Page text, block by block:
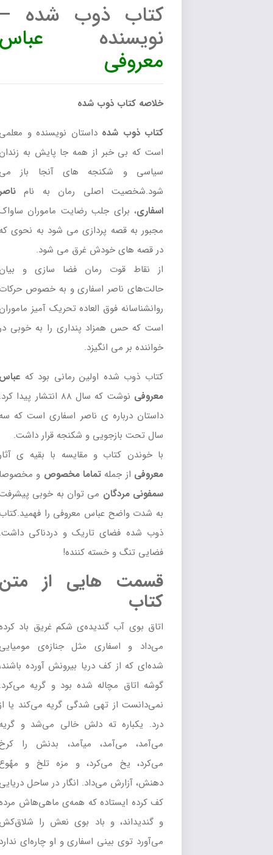
کتاب ذوب شده –
نویسنده عباس
معروفی
خلاصه کتاب ذوب شده
کتاب ذوب شدهداستان نویسنده و معلمی
است که بی خبر از همه جا پایش به زندان
سیاسی و شکنجه های آنجا باز می
شود.شخصیت اصلی رمان به نامناصر
، برای جلب رضایت ماموران ساواک
مجبور به قصه پردازی می شود به نحوی که
در قصه های خودش غرق می شود.
از نقاط قوت رمان فضا سازی و بیان
حالت‌های ناصر اسفاری و به خصوص حرکات
روانشناسانه فوق العاده تحریک آمیز ماموران
است که حس همزاد پنداری را به خوبی در
خواننده بر می انگیزد.
کتاب ذوب شده اولین رمانی بود که عباس
معروفی
نوشت که سال ۸۸ انتشار پیدا کرد.
داستان درباره ی ناصر اسفاری است که سه
سال تحت بازجویی و شکنجه قرار داشت.
با خوندن کتاب و مقایسه با بقیه ی آثار
معروفیاز جملهتماما مخصوصو مخصوصا
سمفونی مردگان می توان به خوبی پیشرفت
به شدت واضح عباس معروفی را فهمید.کتاب
ذوب شده فضای تاریک و دردناکی داشت.
فضایی تنگ و خسته کننده!
قسمت هایی از متن
کتاب
اتاق بوی آب گندیده‌ی شکم غریق باد کرده
می‌داد و اسفاری مثل جنازه‌ی مومیایی
شده‌ای که از کف دریا بیرونش آورده باشند،
گوشه اتاق مچاله شده بود و گریه می‌کرد.
نمی‌دانست از تهی شدگی گریه می‌کند یا از
درد. یکباره ته دلش خالی می‌شد و گریه
می‌آمد، می‌آمد، می‎آمد، بدنش را کرخ
می‌کرد، یخ می‌کرد، و مزه تلخ و مهٌوع
دهنش، آزارش می‌داد. انگار در ساحل دریایی
کف کرده ایستاده که همه‌ی ماهی‌هاش مرده
و گندید‌اند، و باد بوی نعش را شلاق‌کش
می‌آورد توی بینی اسفاری و او چاره‌ای ندارد